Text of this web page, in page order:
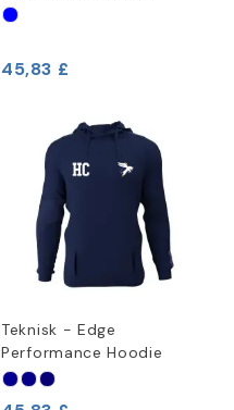
45,83 £
Teknisk - Edge
Performance Hoodie